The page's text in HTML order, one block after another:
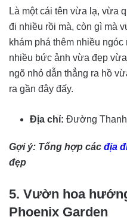
Là một cái tên vừa lạ, vừa
đi nhiều rồi mà, còn gì mà
khám phá thêm nhiều
nhiều bức ảnh vừa đẹp vừa
ngõ nhỏ dẫn thẳng ra hồ
ra gần đây đấy.
Địa chỉ: Đường Thanh
Gợi ý: Tổng hợp các địa
đẹp
5. Vườn hoa
Phoenix Garden